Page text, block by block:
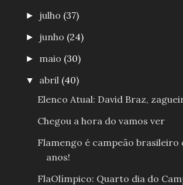
► julho (37)
► junho (24)
► maio (30)
▼ abril (40)
Elenco Atual: David Braz,
Chegou a hora do vamos ver
Flamengo é campeão brasileiro
anos!
FlaOlímpico: Quarto dia do